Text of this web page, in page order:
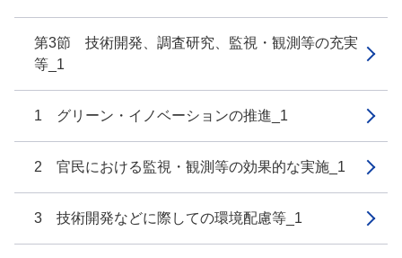
第3節 技術開発、調査研究、監視・観測等の充実
等_1
1 グリーン・イノベーションの推進_1
2 官民における監視・観測等の効果的な実施_1
3 技術開発などに際しての環境配慮等_1